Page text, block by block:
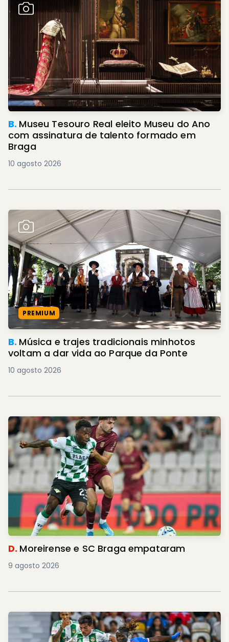
B. Museu Tesouro Real eleito Museu do Ano
com assinatura de talento formado em
Braga
10 agosto 2026
PREMIUM
B. Música e trajes tradicionais minhotos
voltam a dar vida ao Parque da Ponte
10 agosto 2026
D. Moreirense e SC Braga empataram
9 agosto 2026